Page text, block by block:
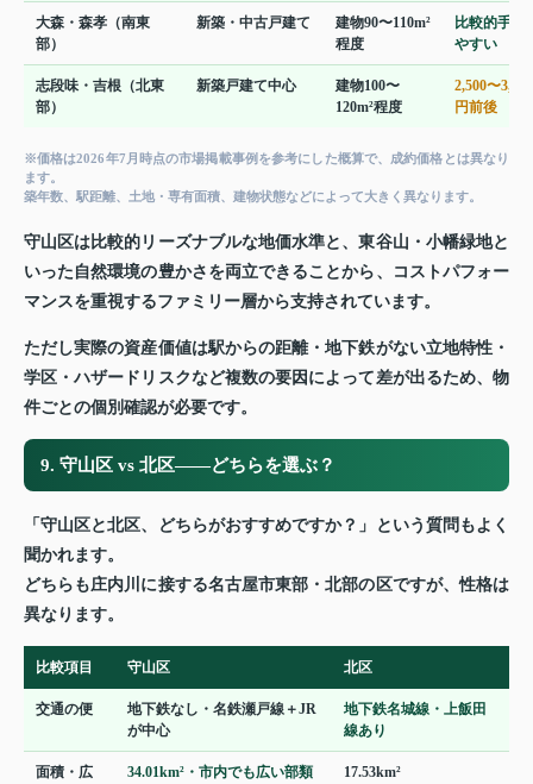
大森・森孝（南東
部）
新築・中古戸建て
建物90〜110m²
程度
比較的手が
やすい
志段味・吉根（北東
部）
新築戸建て中心
建物100〜
120m²程度
2,500〜
円前後
※価格は2026年7月時点の市場掲載事例を参考にした概算で、成約価格とは異なり
ます。
築年数、駅距離、土地・専有面積、建物状態などによって大きく異なります。
守山区は比較的リーズナブルな地価水準と、東谷山・小幡緑地と
いった自然環境の豊かさを両立できることから、コストパフォー
マンスを重視するファミリー層から支持されています。
ただし実際の資産価値は駅からの距離・地下鉄がない立地特性・
学区・ハザードリスクなど複数の要因によって差が出るため、物
件ごとの個別確認が必要です。
9. 守山区 vs 北区——どちらを選ぶ？
「守山区と北区、どちらがおすすめですか？」という質問もよく
聞かれます。
どちらも庄内川に接する名古屋市東部・北部の区ですが、性格は
異なります。
比較項目 守山区 北区
交通の便
地下鉄なし・名鉄瀬戸線＋JR
が中心
地下鉄名城線・上飯田
線あり
面積・広
34.01km²・市内でも広い部類 17.53km²